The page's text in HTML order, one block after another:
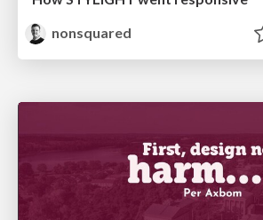
nonsquared